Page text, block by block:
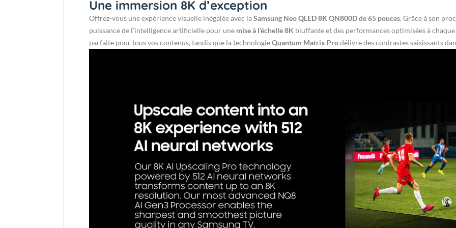
Une immersion 8K d’exception
Offrez-vous une expérience visuelle inégalée avec laSamsung Neo QLED 8K QN800D de 65 pouces. Grâce à son
puissance de l’intelligence artificielle pour une mise à l’échelle 8K bluffante et des performances optimisées à
parfaite pour tous vos contenus, tandis que la technologieQuantum Matrix Prodélivre des contrastes saisissants